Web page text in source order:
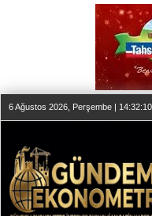
6 Ağustos 2026, Perşembe | 14:32:11